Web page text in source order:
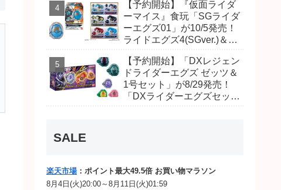
開！ライダーは子丑寅卯辰
巳午未申酉戌亥猫猫の14
人⁉
【予約開始】『仮面ライダ
ーマイス』食玩「SGライダ
ーエグズ01」が10/5発売！
ライドエグズ4(SGver.)＆ジ
ズ、カイザ、ギャレン、デ
ィエンドシードエグズ！
【予約開始】「DXレジェン
ドライダーエグズ ゼッツ＆
1号セット」が8/29発売！
「DXライダーエグズセッ
SALE
楽天市場 ：ポイント最大49.5倍 お買い物マラソン
8月4日(火)20:00～8月11日(火)01:59